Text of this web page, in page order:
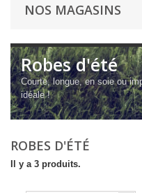
NOS MAGASINS
Robes d'été
Courte, longue, en soie ou
idéale !
ROBES D'ÉTÉ
Il y a 3 produits.